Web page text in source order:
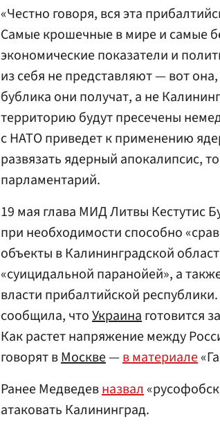
«Честно говоря, вся эта
Самые крошечные в мире и самые
экономические показатели и
из себя не представляют — вот
бублика они получат, а не
территорию будут пресечены
с НАТО приведет к применению
развязать ядерный апокалипсис,
парламентарий.
19 мая глава МИД Литвы Кестутис
при необходимости способно
объекты в Калининградской
«суицидальной паранойей», а
власти прибалтийской
сообщила, чтоУкраинаготовится
Как растет напряжение между
говорят вМоскве—в материале
Ранее Медведевназвал
атаковать Калининград.